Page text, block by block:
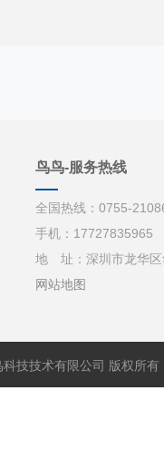
鸟鸟-服务热线
全国热线：0755-
手机：17727835965
地 址：深圳市龙华区
网站地图
技技术有限公司 版权所有